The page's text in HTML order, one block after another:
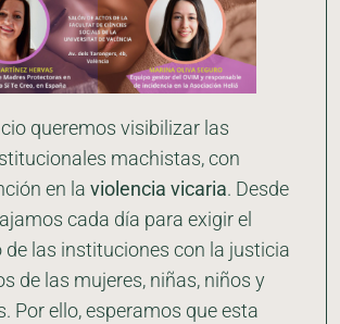
queremos visibilizar las
machistas, con
en la violencia vicaria. Desde
cada día para exigir el
las instituciones con la justicia
de las mujeres, niñas, niños y
Por ello, esperamos que esta